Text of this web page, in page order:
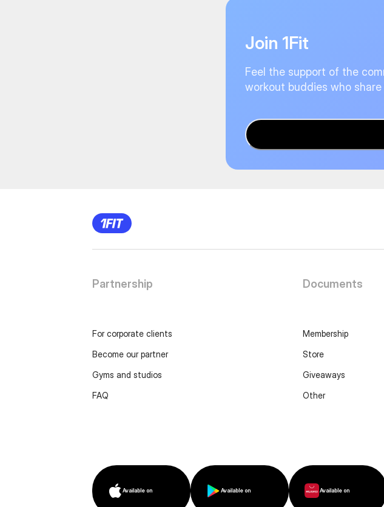
Join 1Fit
Feel the support of the
workout buddies who share
Partnership
For corporate clients
Become our partner
Gyms and studios
FAQ
Documents
Membership
Store
Giveaways
Other
Available on Available on Available on